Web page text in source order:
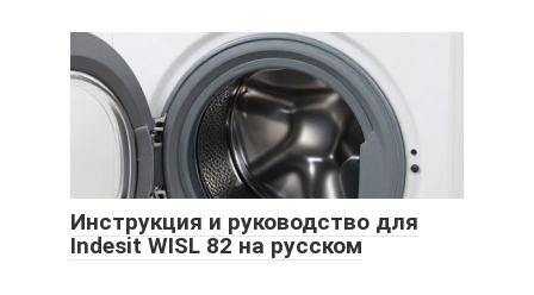
Инструкция и руководство для
Indesit WISL 82 на русском